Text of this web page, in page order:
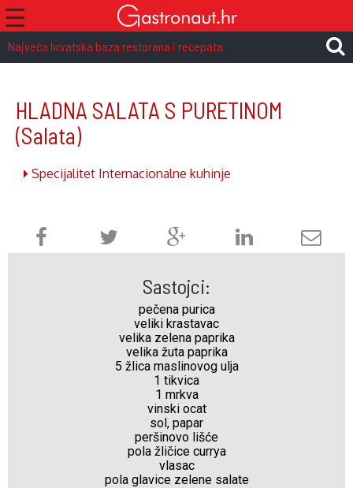
☰
Najveća hrvatska baza restorana i recepata
HLADNA SALATA S PURETINOM
(Salata)
Specijalitet Internacionalne kuhinje
Sastojci:
pečena purica
veliki krastavac
velika zelena paprika
velika žuta paprika
5 žlica maslinovog ulja
1 tikvica
1 mrkva
vinski ocat
sol, papar
peršinovo lišće
pola žličice currya
vlasac
pola glavice zelene salate